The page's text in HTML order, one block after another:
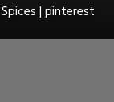
Spices | pinterest